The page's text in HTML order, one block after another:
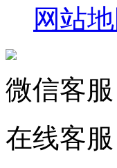
网站
微信客服
在线客服